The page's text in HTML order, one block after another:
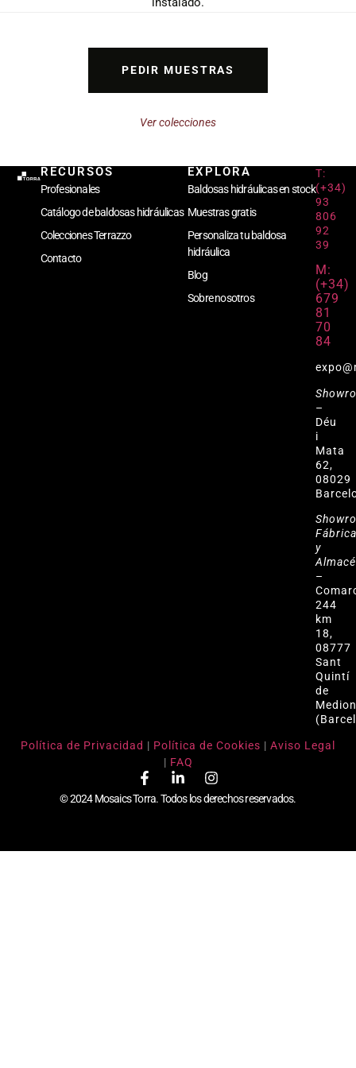
PEDIR MUESTRAS
Ver colecciones
RECURSOS
Profesionales
Catálogo de baldosas hidráulicas
Colecciones Terrazzo
Contacto
EXPLORA
Baldosas hidráulicas en stock
Muestras gratis
Personaliza tu baldosa
hidráulica
Blog
Sobre nosotros
T:
(+34)
93
806
92
39
M:
(+34)
679
81
70
84
–
Déu
i
Mata
62,
08029
y
–
244
km
18,
08777
Sant
Quintí
de
Política de Privacidad | Política de Cookies | Aviso Legal
| FAQ
© 2024 Mosaics Torra. Todos los derechos reservados.